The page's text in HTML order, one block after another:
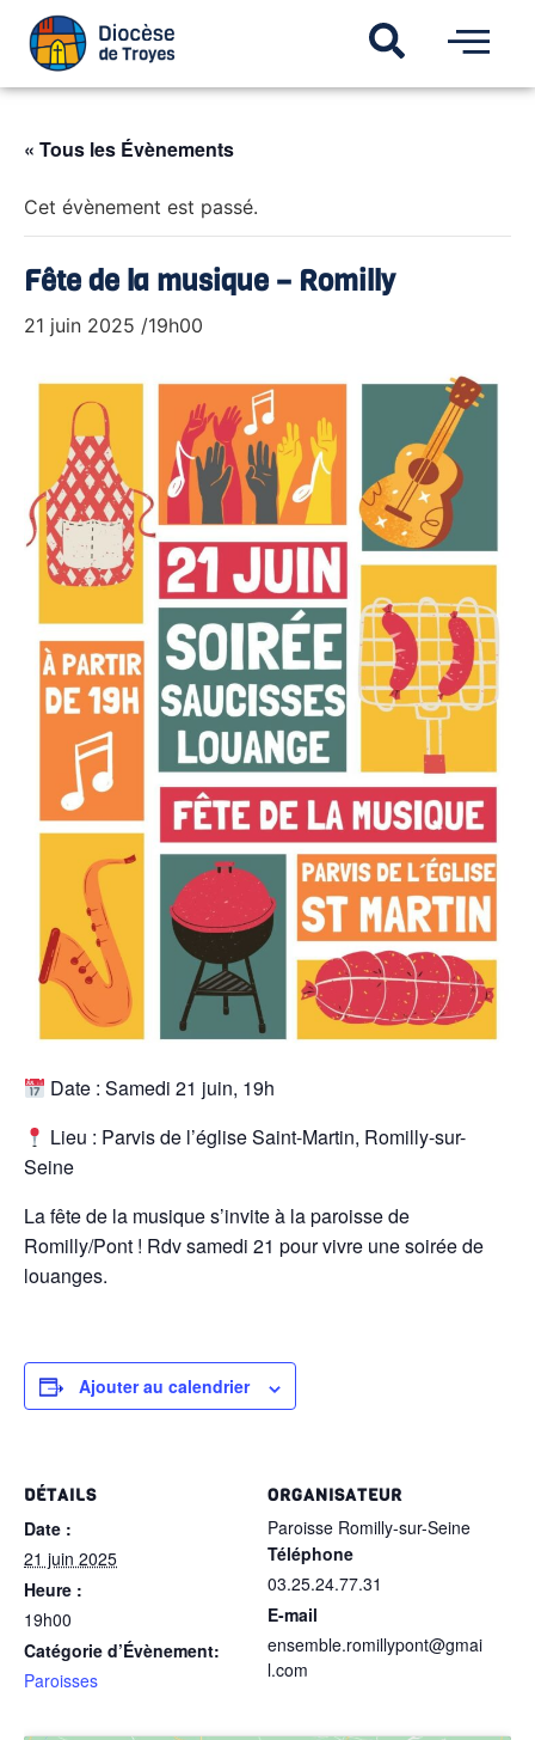
« Tous les Évènements
Cet évènement est passé.
Fête de la musique – Romilly
21 juin 2025 /19h00
Date : Samedi 21 juin, 19h
Lieu : Parvis de l’église Saint-Martin, Romilly-sur-
Seine
La fête de la musique s’invite à la paroisse de
Romilly/Pont ! Rdv samedi 21 pour vivre une soirée de
louanges.
Ajouter au calendrier
DÉTAILS
Date :
21 juin 2025
Heure :
19h00
Catégorie d’Évènement:
Paroisses
ORGANISATEUR
Paroisse Romilly-sur-Seine
Téléphone
03.25.24.77.31
E-mail
ensemble.romillypont@gmai
l.com